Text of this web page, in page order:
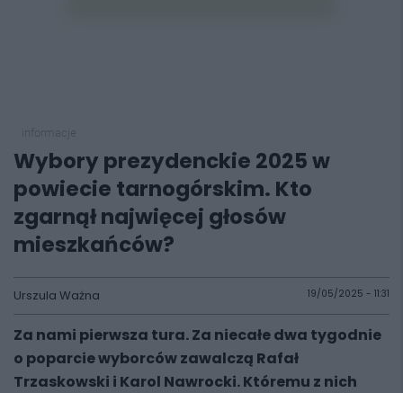
Wybory prezydenckie 2025 w
powiecie tarnogórskim. Kto
zgarnął najwięcej głosów
mieszkańców?
Urszula Ważna 19/05/2025 - 11:31
Za nami pierwsza tura. Za niecałe dwa tygodnie
o poparcie wyborców zawalczą Rafał
Trzaskowski i Karol Nawrocki. Któremu z nich